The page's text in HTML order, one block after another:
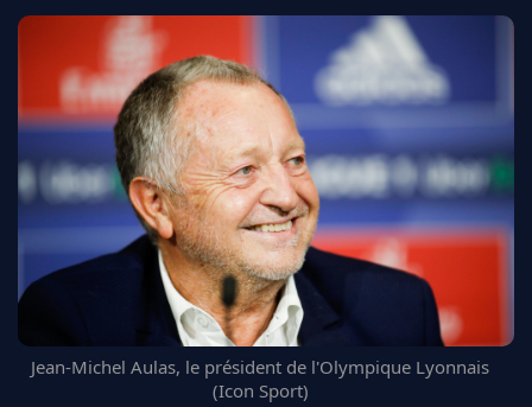
CDM 2026
EDF
PSG
REAL MADRID
FC BARCELONE
MANCHESTER UNITED
CHELSEA
L'AVIS DE LA RÉDAC'
Jean-Michel Aulas, le président de l'Olympique Lyonnais
(Icon Sport)